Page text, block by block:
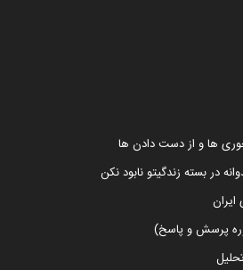
ها و از دست دادن ها
در بسته زندگیتو نابود نکن
ایران
پرسش و پاسخ)